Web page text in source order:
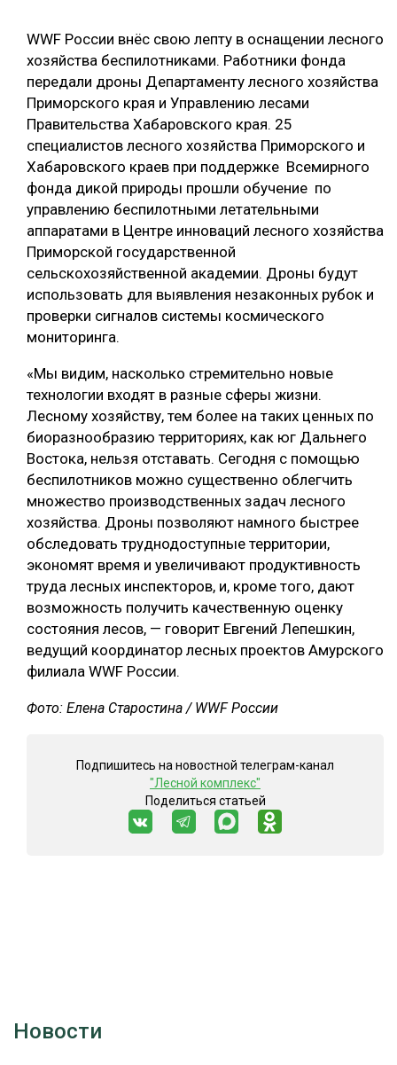
ЦИФРОВАЯ СРЕДА
БИОЭНЕРГЕТИКА
ЛЕСОВОССТАНОВЛЕНИЕ И ЗАЩИТА
ЛОГИСТИКА
ПРОИЗВОДСТВО ДРЕВЕСНЫХ ПЛИТ
ЦБП
КОМПЛЕКСНАЯ ПЕРЕРАБОТКА
ЛЕСОПИЛЕНИЕ
СОРТИРОВКА ДРЕВЕСИНЫ
СУШКА ДРЕВЕСИНЫ
МЕБЕЛЬНОЕ ПРОИЗВОДСТВО
РУБРИКИ
ТЕМАТИЧЕСКИЕ ПРОЕКТЫ
ПОДБОРКИ СТАТЕЙ
WWF России внёс свою лепту в оснащении лесного
хозяйства беспилотниками. Работники фонда
передали дроны Департаменту лесного хозяйства
Приморского края и Управлению лесами
Правительства Хабаровского края. 25
специалистов лесного хозяйства Приморского и
Хабаровского краев при поддержке Всемирного
фонда дикой природы прошли обучение по
управлению беспилотными летательными
аппаратами в Центре инноваций лесного хозяйства
Приморской государственной
сельскохозяйственной академии. Дроны будут
использовать для выявления незаконных рубок и
проверки сигналов системы космического
мониторинга.
«Мы видим, насколько стремительно новые
технологии входят в разные сферы жизни.
Лесному хозяйству, тем более на таких ценных по
биоразнообразию территориях, как юг Дальнего
Востока, нельзя отставать. Сегодня с помощью
беспилотников можно существенно облегчить
множество производственных задач лесного
хозяйства. Дроны позволяют намного быстрее
обследовать труднодоступные территории,
экономят время и увеличивают продуктивность
труда лесных инспекторов, и, кроме того, дают
возможность получить качественную оценку
состояния лесов, — говорит Евгений Лепешкин,
ведущий координатор лесных проектов Амурского
филиала WWF России.
Фото: Елена Старостина / WWF России
Подпишитесь на новостной телеграм-канал
"Лесной комплекс"
Поделиться статьей
Новости